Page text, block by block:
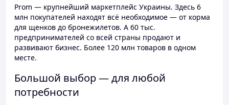
Prom — крупнейший маркетплейс Украины. Здесь 6
млн покупателей находят всё необходимое — от корма
для щенков до бронежилетов. А 60 тыс.
предпринимателей со всей страны продают и
развивают бизнес. Более 120 млн товаров в одном
месте.
Большой выбор — для любой
потребности